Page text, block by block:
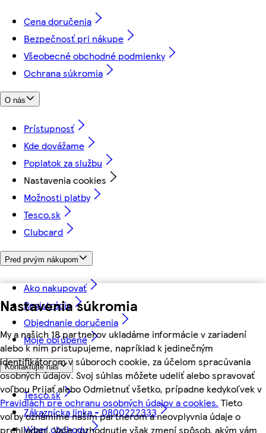
Nastavenia súkromia
My a našich 18 partnerov ukladáme informácie v zariadení
alebo k nim pristupujeme, napríklad k jedinečným
identifikátorom v súboroch cookie, za účelom spracúvania
osobných údajov. Svoj súhlas môžete udeliť alebo spravovať
voľbou Prijať alebo Odmietnuť všetko, prípadne kedykoľvek v
Pravidlách pre ochranu osobných údajov a cookies. Tieto
voľby oznámime našim partnerom a neovplyvnia údaje o
prehliadaní. Vaše rozhodnutie však zmení spôsob, akým vám
Cena doručenia
Bezpečnosť pri nákupe
Všeobecné obchodné podmienky
Ochrana súkromia
O nás
Prístupnosť
Kde dovážame
Poplatok za službu
Nastavenia cookies
Možnosti platby
Tesco.sk
Clubcard
Pred prvým nákupom
Ako nakupovať
Registrácia
Objednanie doručenia
Moje obľúbené
Kontaktujte nás
Tesco.sk
Zákaznícka linka - 0800222333
Výber obchodu